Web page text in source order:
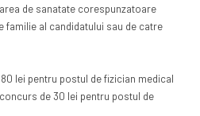
de sanatate corespunzatoare
familie al candidatului sau de catre
lei pentru postul de fizician medical
de 30 lei pentru postul de